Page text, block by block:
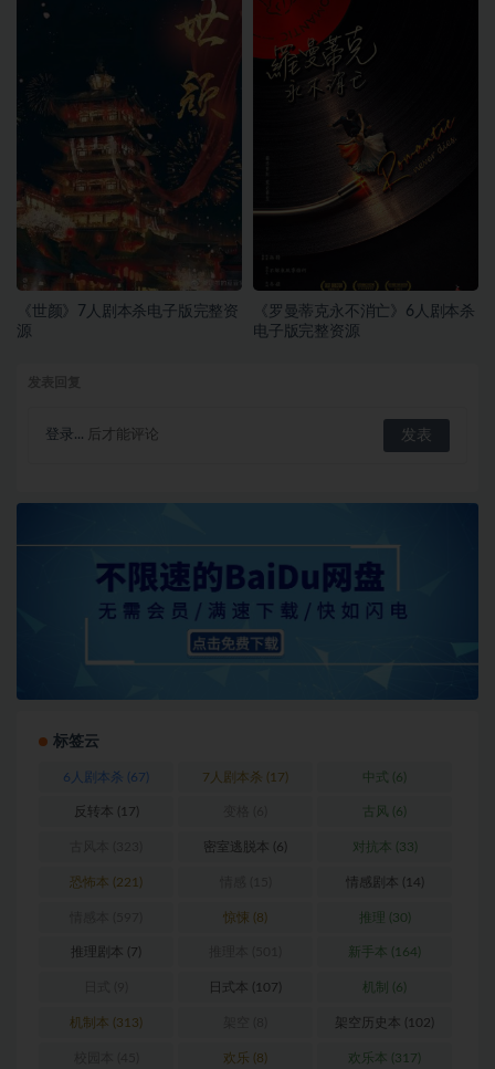
《世颜》7人剧本杀电子版完整资
源
《罗曼蒂克永不消亡》6人剧本杀
电子版完整资源
登录... 后才能评论
标签云
6人剧本杀 (67) 7人剧本杀 (17) 中式 (6)
反转本 (17) 古风 (6)
密室逃脱本 (6) 对抗本 (33)
恐怖本 (221) 情感剧本 (14)
惊悚 (8) 推理 (30)
推理剧本 (7) 新手本 (164)
日式本 (107) 机制 (6)
机制本 (313) 架空历史本 (102)
欢乐 (8) 欢乐本 (317)